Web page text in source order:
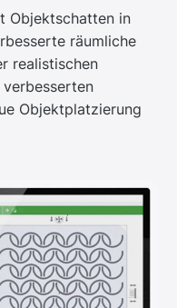
Objektschatten in
räumliche
realistischen
Objektplatzierung